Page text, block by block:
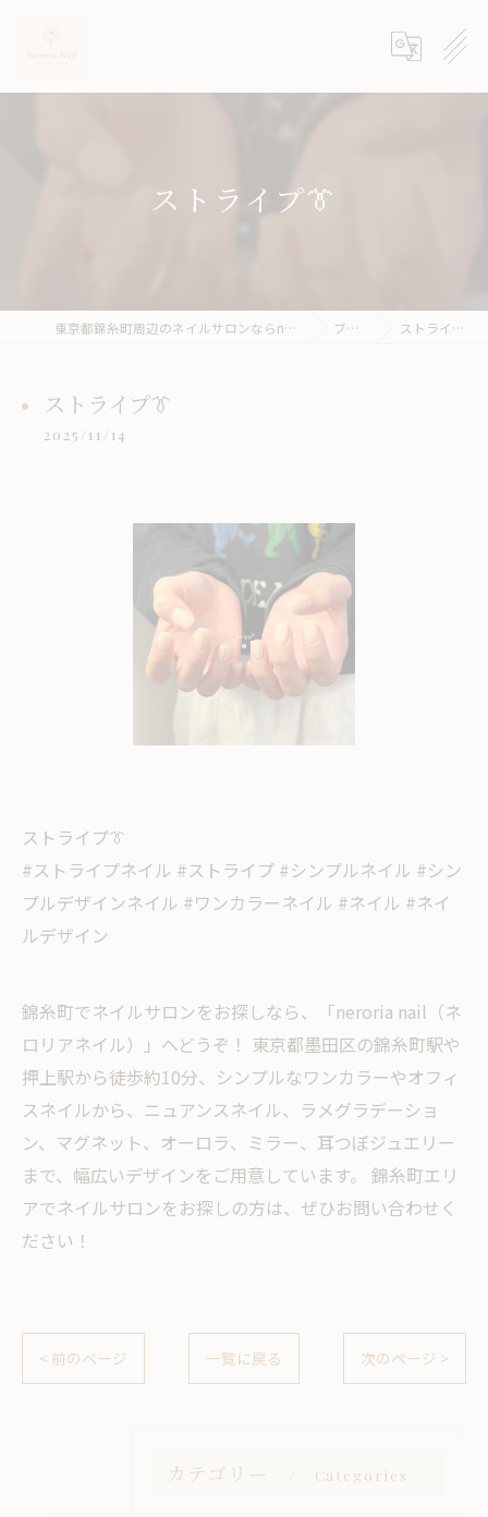
ストライプ👔
東京都錦糸町周辺のネイルサロンならneroria nail ブログ ストライプ👔
ストライプ👔
2025/11/14
ストライプ👔
#ストライプネイル #ストライプ #シンプルネイル #シン
プルデザインネイル #ワンカラーネイル #ネイル #ネイ
ルデザイン
錦糸町でネイルサロンをお探しなら、「neroria nail（ネ
ロリアネイル）」へどうぞ！ 東京都墨田区の錦糸町駅や
押上駅から徒歩約10分、シンプルなワンカラーやオフィ
スネイルから、ニュアンスネイル、ラメグラデーショ
ン、マグネット、オーロラ、ミラー、耳つぼジュエリー
まで、幅広いデザインをご用意しています。 錦糸町エリ
アでネイルサロンをお探しの方は、ぜひお問い合わせく
ださい！
< 前のページ 一覧に戻る 次のページ >
カテゴリー Categories